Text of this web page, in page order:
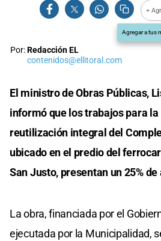
+
Agregar a tus
Por:Redacción EL
contenidos@ellitoral.com
El ministro de Obras Públicas,
informó que los trabajos para
reutilización integral del
ubicado en el predio del
San Justo, presentan un 25% de
La obra, financiada por el
ejecutada por la Municipalidad,